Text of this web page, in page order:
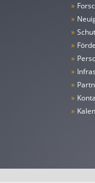
»
»
»
»
»
»
»
»
»